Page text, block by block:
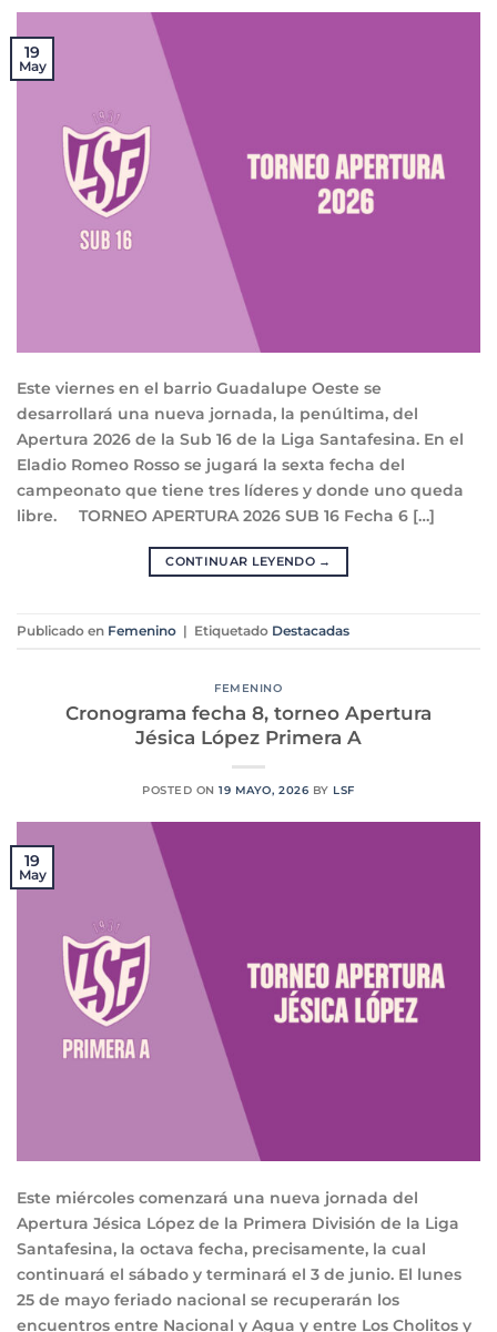
19
May
Este viernes en el barrio Guadalupe Oeste se
desarrollará una nueva jornada, la penúltima, del
Apertura 2026 de la Sub 16 de la Liga Santafesina. En el
Eladio Romeo Rosso se jugará la sexta fecha del
campeonato que tiene tres líderes y donde uno queda
libre. TORNEO APERTURA 2026 SUB 16 Fecha 6 […]
CONTINUAR LEYENDO →
Publicado en Femenino | Etiquetado Destacadas
FEMENINO
Cronograma fecha 8, torneo Apertura
Jésica López Primera A
POSTED ON19 MAYO, 2026 BY LSF
19
May
Este miércoles comenzará una nueva jornada del
Apertura Jésica López de la Primera División de la Liga
Santafesina, la octava fecha, precisamente, la cual
continuará el sábado y terminará el 3 de junio. El lunes
25 de mayo feriado nacional se recuperarán los
encuentros entre Nacional y Agua y entre Los Cholitos y